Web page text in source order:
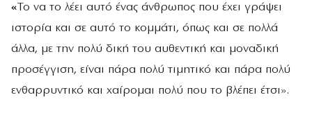
«Το να το λέει αυτό ένας άνθρωπος που έχει γράψει
ιστορία και σε αυτό το κομμάτι, όπως και σε πολλά
άλλα, με την πολύ δική του αυθεντική και μοναδική
προσέγγιση, είναι πάρα πολύ τιμητικό και πάρα πολύ
ενθαρρυντικό και χαίρομαι πολύ που το βλέπει έτσι».